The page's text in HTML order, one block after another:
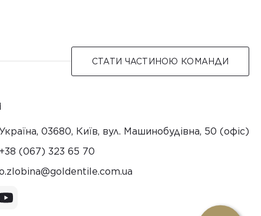
СТАТИ ЧАСТИНОЮ КОМАНДИ
03680, Київ, вул. Машинобудівна, 50 (офіс)
+38 (067) 323 65 70